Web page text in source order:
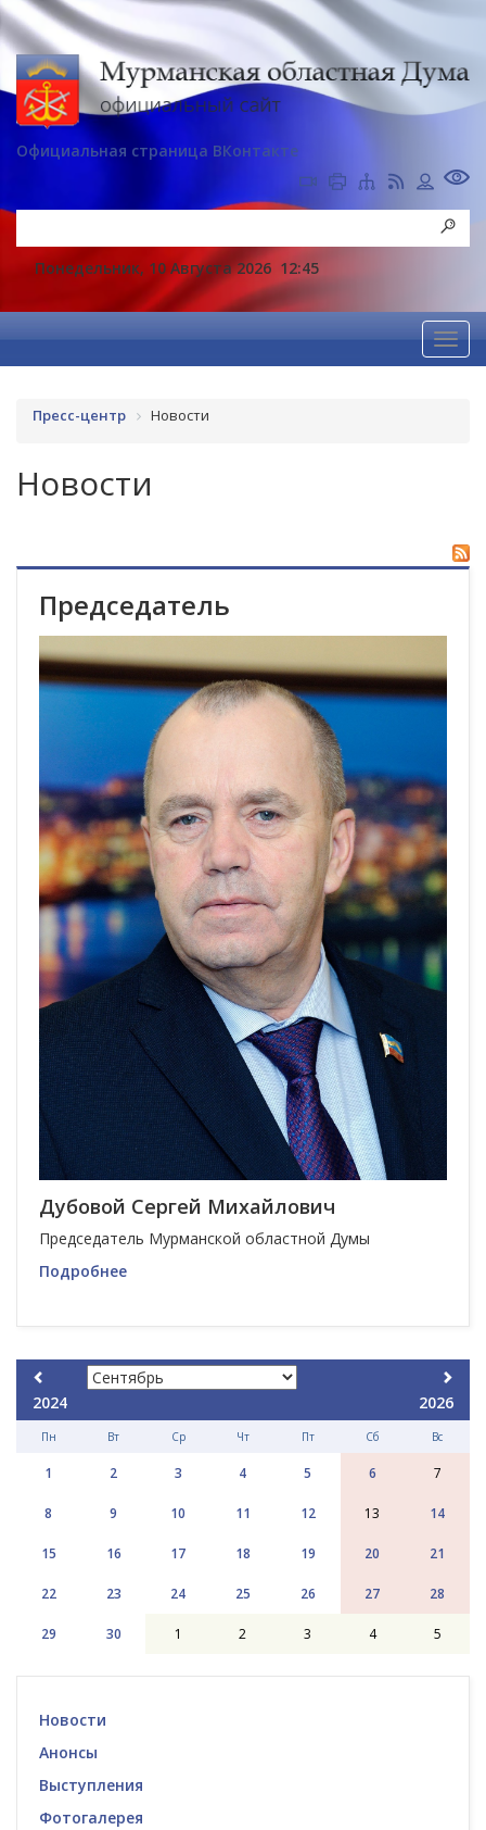
Официальная страница ВКонтакте
Понедельник, 10 Августа 2026 12:45
Пресс-центр Новости
Новости
Председатель
Дубовой Сергей Михайлович
Председатель Мурманской областной Думы
Подробнее
2024 2026
Пн Вт Ср Чт Пт Сб Вс
1 2 3 4 5 6 7
8 9 10 11 12 13 14
15 16 17 18 19 20 21
22 23 24 25 26 27 28
29 30 1 2 3 4 5
Новости
Анонсы
Выступления
Фотогалерея